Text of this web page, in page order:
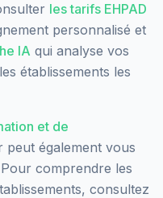
les tarifs EHPAD
personnalisé et
IA qui analyse vos
établissements les
et de
peut également vous
comprendre les
consultez